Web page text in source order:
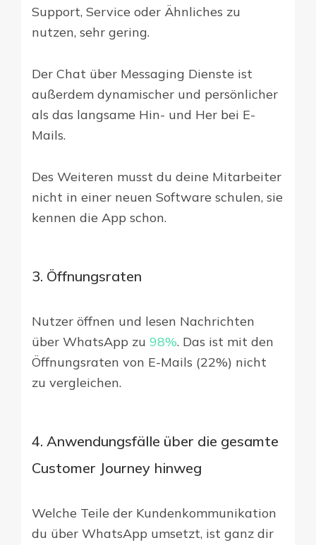
Support, Service oder Ähnliches zu
nutzen, sehr gering.
Der Chat über Messaging Dienste ist
außerdem dynamischer und persönlicher
als das langsame Hin- und Her bei E-
Mails.
Des Weiteren musst du deine Mitarbeiter
nicht in einer neuen Software schulen, sie
kennen die App schon.
3. Öffnungsraten
Nutzer öffnen und lesen Nachrichten
über WhatsApp zu 98%. Das ist mit den
Öffnungsraten von E-Mails (22%) nicht
zu vergleichen.
4. Anwendungsfälle über die gesamte
Customer Journey hinweg
Welche Teile der Kundenkommunikation
du über WhatsApp umsetzt, ist ganz dir